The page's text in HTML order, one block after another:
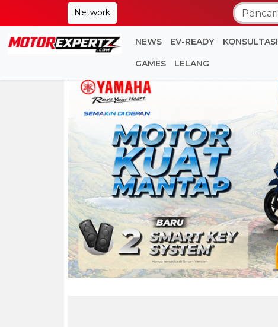
Network
NEWS EV-READY KONSULTASI
GAMES LELANG